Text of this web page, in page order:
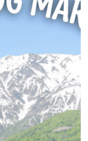
- 0
Barometric Pressure
0